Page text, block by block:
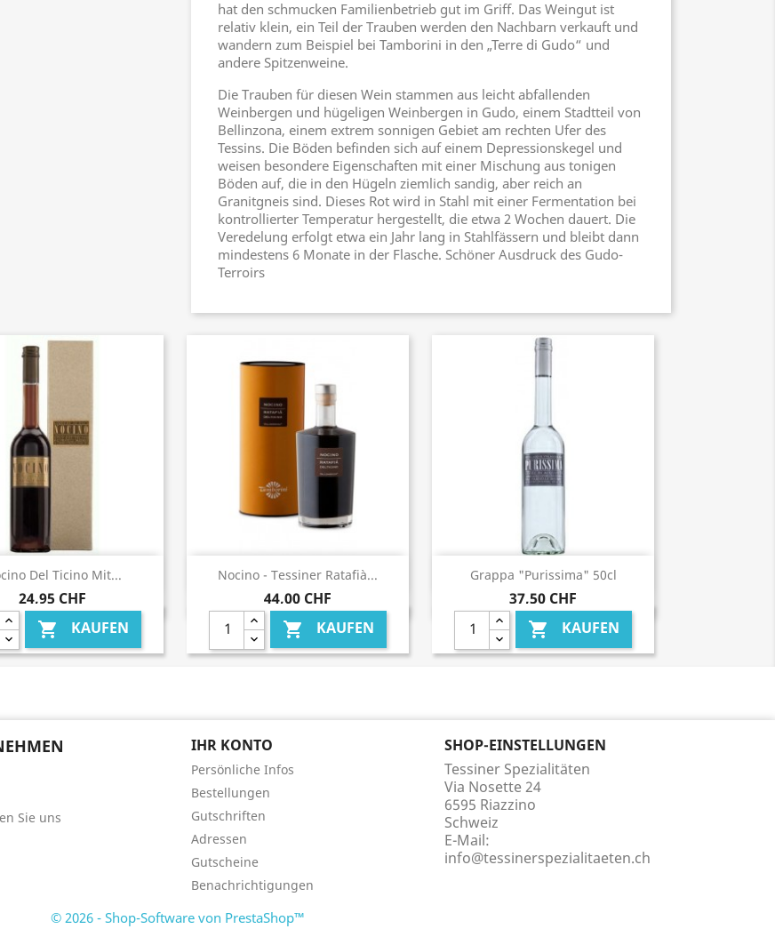
hat den schmucken Familienbetrieb gut im Griff. Das Weingut ist
relativ klein, ein Teil der Trauben werden den Nachbarn verkauft und
wandern zum Beispiel bei Tamborini in den „Terre di Gudo“ und
andere Spitzenweine.
Die Trauben für diesen Wein stammen aus leicht abfallenden
Weinbergen und hügeligen Weinbergen in Gudo, einem Stadtteil von
Bellinzona, einem extrem sonnigen Gebiet am rechten Ufer des
Tessins. Die Böden befinden sich auf einem Depressionskegel und
weisen besondere Eigenschaften mit einer Mischung aus tonigen
Böden auf, die in den Hügeln ziemlich sandig, aber reich an
Granitgneis sind. Dieses Rot wird in Stahl mit einer Fermentation bei
kontrollierter Temperatur hergestellt, die etwa 2 Wochen dauert. Die
Veredelung erfolgt etwa ein Jahr lang in Stahlfässern und bleibt dann
mindestens 6 Monate in der Flasche. Schöner Ausdruck des Gudo-
Terroirs
Del Ticino Mit...
24,95 CHF
 KAUFEN
 Vorschau Nocino - Tessiner Ratafià...
44,00 CHF
 KAUFEN
Vorschau Grappa "Purissima" 50cl
37,50 CHF
 KAUFEN
Vorschau
Sie uns
IHR KONTO
Persönliche Infos
Bestellungen
Gutschriften
Adressen
Gutscheine
Benachrichtigungen
SHOP-EINSTELLUNGEN
Tessiner Spezialitäten
Via Nosette 24
6595 Riazzino
Schweiz
E-Mail:
info@tessinerspezialitaeten.ch
© 2026 - Shop-Software von PrestaShop™